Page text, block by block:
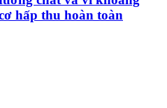
hấp thu hoàn toàn